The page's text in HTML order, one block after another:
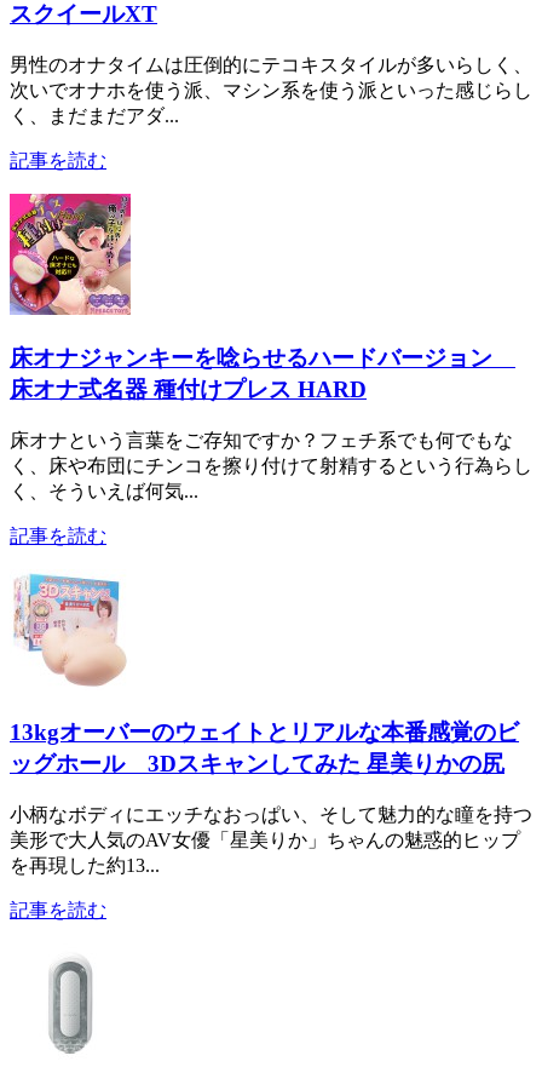
スクイールXT
男性のオナタイムは圧倒的にテコキスタイルが多いらしく、
次いでオナホを使う派、マシン系を使う派といった感じらし
く、まだまだアダ...
記事を読む
床オナジャンキーを唸らせるハードバージョン
床オナ式名器 種付けプレス HARD
床オナという言葉をご存知ですか？フェチ系でも何でもな
く、床や布団にチンコを擦り付けて射精するという行為らし
く、そういえば何気...
記事を読む
13kgオーバーのウェイトとリアルな本番感覚のビ
ッグホール 3Dスキャンしてみた 星美りかの尻
小柄なボディにエッチなおっぱい、そして魅力的な瞳を持つ
美形で大人気のAV女優「星美りか」ちゃんの魅惑的ヒップ
を再現した約13...
記事を読む